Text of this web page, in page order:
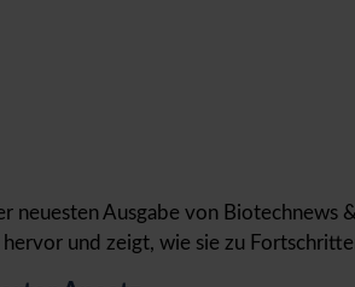
neuesten Ausgabe von
und zeigt, wie sie zu